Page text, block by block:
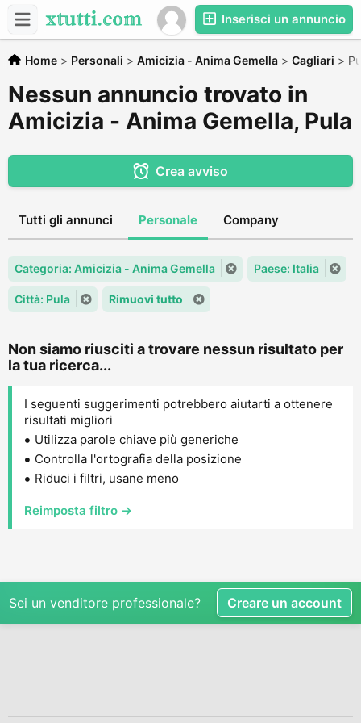
Inserisci un annuncio
Home > Personali > Amicizia - Anima Gemella > Cagliari >
Nessun annuncio trovato in
Amicizia - Anima Gemella, Pula
Crea avviso
Tutti gli annunci Personale Company
Categoria: Amicizia - Anima Gemella Paese: Italia
Città: Pula Rimuovi tutto
Non siamo riusciti a trovare nessun risultato per
la tua ricerca...
I seguenti suggerimenti potrebbero aiutarti a ottenere
risultati migliori
Utilizza parole chiave più generiche
Controlla l'ortografia della posizione
Riduci i filtri, usane meno
Reimposta filtro →
Sei un venditore professionale? Creare un account